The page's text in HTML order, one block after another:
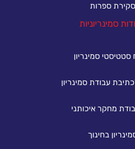
סקירת ספרות
סמינריוניות
סטטיסטי סמינריון
עבודת סמינריון
מחקר איכותני
בחינוך